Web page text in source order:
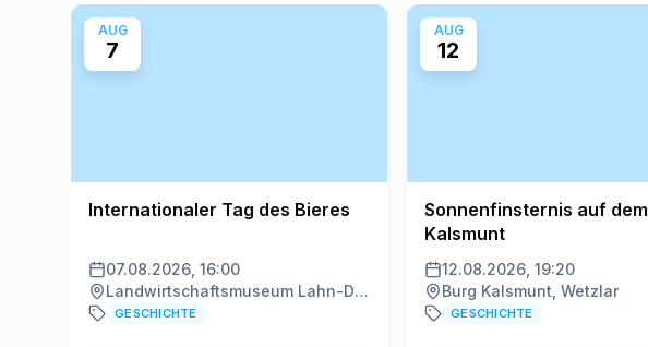
AUG
7
Internationaler Tag des Bieres
07.08.2026, 16:00
Landwirtschaftsmuseum Lahn-Dill, Wetzlar
GESCHICHTE
AUG
12
Sonnenfinsternis auf dem
Kalsmunt
12.08.2026, 19:20
Burg Kalsmunt, Wetzlar
GESCHICHTE